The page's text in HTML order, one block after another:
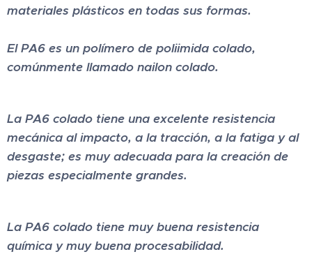
materiales plásticos en todas sus formas.
El PA6 es un polímero de poliimida colado,
comúnmente llamado nailon colado.
La PA6 colado tiene una excelente resistencia
mecánica al impacto, a la tracción, a la fatiga y al
desgaste; es muy adecuada para la creación de
piezas especialmente grandes.
La PA6 colado tiene muy buena resistencia
química y muy buena procesabilidad.